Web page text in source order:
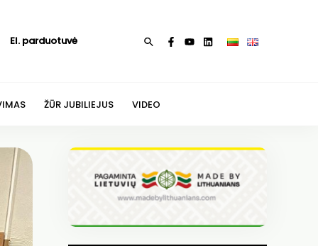
El. parduotuvė Paieška
ŽŪR JUBILIEJUS VIDEO